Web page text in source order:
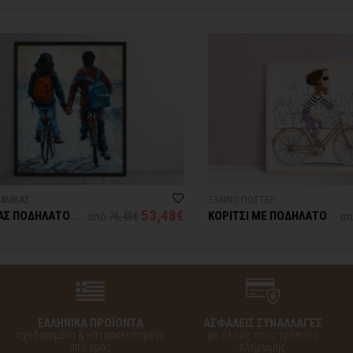
από 53,48€ ΚΟΡΙΤΣΙ ΜΕ ΠΟΔΗΛΑΤΟ από
ΕΛΛΗΝΙΚΑ ΠΡΟΪΟΝΤΑ
σχεδιασμένα & κατασκευασμένα
από εμάς
ΑΣΦΑΛΕΙΣ ΣΥΝΑΛΛΑΓΕΣ
με όλους τους τρόπους
πληρωμής